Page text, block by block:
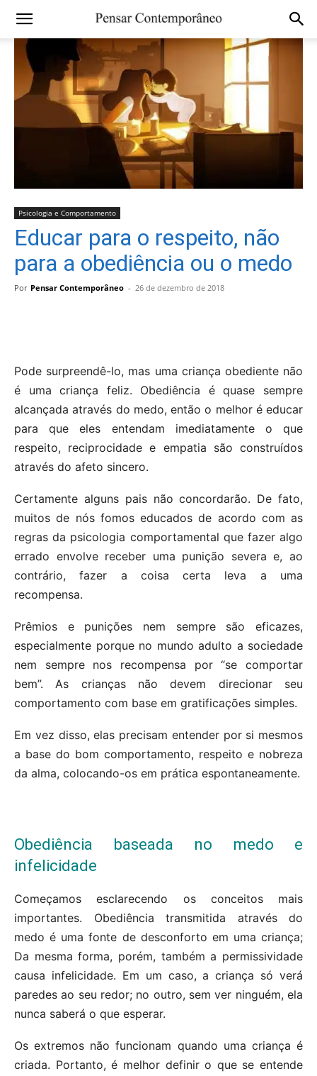
Psicologia e Comportamento
Educar para o respeito, não
para a obediência ou o medo
Por Pensar Contemporâneo - 26 de dezembro de 2018
Pode surpreendê-lo, mas uma criança obediente não
é uma criança feliz. Obediência é quase sempre
alcançada através do medo, então o melhor é educar
para que eles entendam imediatamente o que
respeito, reciprocidade e empatia são construídos
através do afeto sincero.
Certamente alguns pais não concordarão. De fato,
muitos de nós fomos educados de acordo com as
regras da psicologia comportamental que fazer algo
errado envolve receber uma punição severa e, ao
contrário, fazer a coisa certa leva a uma
recompensa.
Prêmios e punições nem sempre são eficazes,
especialmente porque no mundo adulto a sociedade
nem sempre nos recompensa por “se comportar
bem”. As crianças não devem direcionar seu
comportamento com base em gratificações simples.
Em vez disso, elas precisam entender por si mesmos
a base do bom comportamento, respeito e nobreza
da alma, colocando-os em prática espontaneamente.
Obediência baseada no medo e
infelicidade
Começamos esclarecendo os conceitos mais
importantes. Obediência transmitida através do
medo é uma fonte de desconforto em uma criança;
Da mesma forma, porém, também a permissividade
causa infelicidade. Em um caso, a criança só verá
paredes ao seu redor; no outro, sem ver ninguém, ela
nunca saberá o que esperar.
Os extremos não funcionam quando uma criança é
criada. Portanto, é melhor definir o que se entende